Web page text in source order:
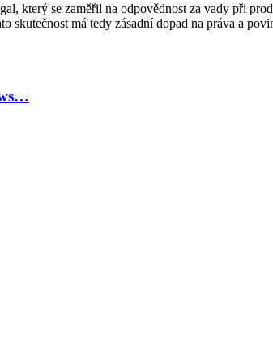
který se zaměřil na odpovědnost za vady při
skutečnost má tedy zásadní dopad na práva a